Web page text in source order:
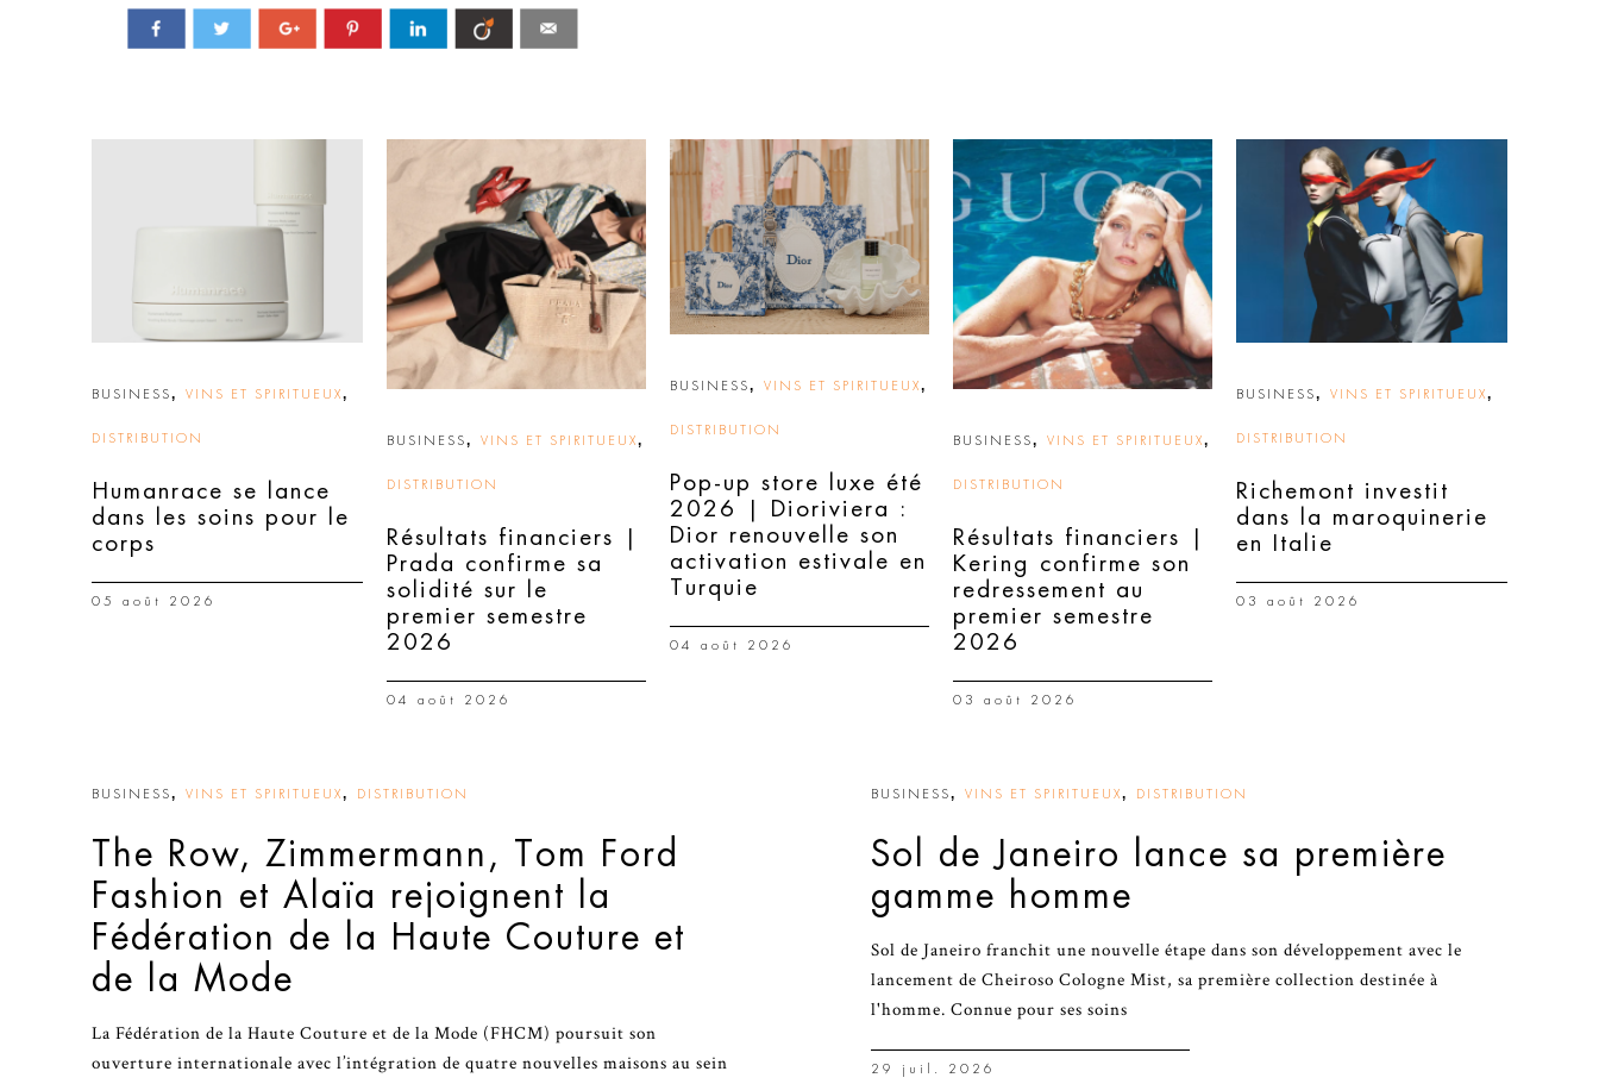
BUSINESS, VINS ET SPIRITUEUX,
DISTRIBUTION
Humanrace se lance
dans les soins pour le
corps
05 août 2026
BUSINESS, VINS ET SPIRITUEUX,
DISTRIBUTION
Résultats financiers |
Prada confirme sa
solidité sur le
premier semestre
2026
04 août 2026
BUSINESS, VINS ET SPIRITUEUX,
DISTRIBUTION
Pop-up store luxe été
2026 | Dioriviera :
Dior renouvelle son
activation estivale en
Turquie
04 août 2026
BUSINESS, VINS ET SPIRITUEUX,
DISTRIBUTION
Résultats financiers |
Kering confirme son
redressement au
premier semestre
2026
03 août 2026
BUSINESS, VINS ET SPIRITUEUX,
DISTRIBUTION
Richemont investit
dans la maroquinerie
en Italie
03 août 2026
BUSINESS, VINS ET SPIRITUEUX, DISTRIBUTION
The Row, Zimmermann, Tom Ford
Fashion et Alaïa rejoignent la
Fédération de la Haute Couture et
de la Mode
La Fédération de la Haute Couture et de la Mode (FHCM) poursuit son
ouverture internationale avec l’intégration de quatre nouvelles maisons au sein
BUSINESS, VINS ET SPIRITUEUX, DISTRIBUTION
Sol de Janeiro lance sa première
gamme homme
Sol de Janeiro franchit une nouvelle étape dans son développement avec le
lancement de Cheiroso Cologne Mist, sa première collection destinée à
l'homme. Connue pour ses soins
29 juil. 2026